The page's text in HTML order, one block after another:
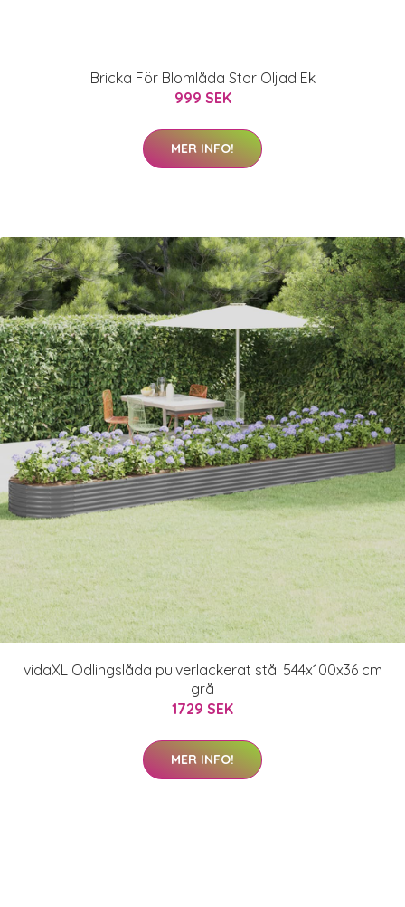
Bricka För Blomlåda Stor Oljad Ek
999 SEK
MER INFO!
vidaXL Odlingslåda pulverlackerat stål 544x100x36 cm
grå
1729 SEK
MER INFO!